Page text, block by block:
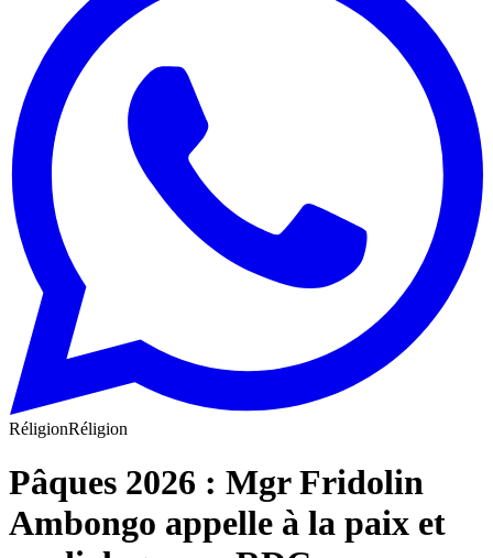
RéligionRéligion
Pâques 2026 : Mgr Fridolin
Ambongo appelle à la paix et